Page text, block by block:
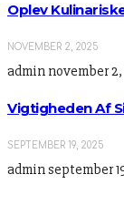
Oplev
NOVEMBER 2, 2025
admin november
Vigtigheden Af
SEPTEMBER 19, 2025
adminseptember